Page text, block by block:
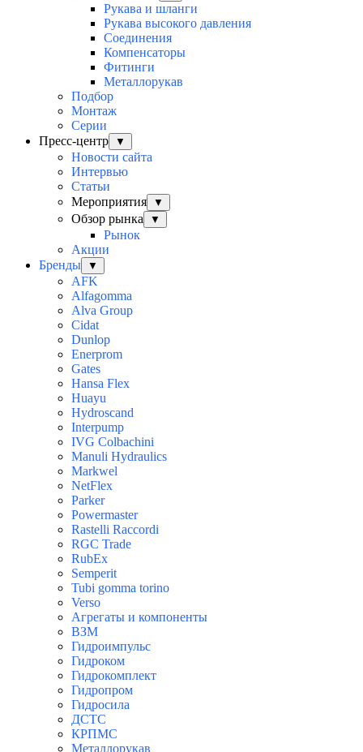
Рукава и шланги
Рукава высокого давления
Соединения
Компенсаторы
Фитинги
Металлорукав
Подбор
Монтаж
Серии
Пресс-центр
▼
Новости сайта
Интервью
Статьи
Мероприятия
▼
Обзор рынка ▼
Рынок
Акции
Бренды
▼
AFK
Alfagomma
Alva Group
Cidat
Dunlop
Enerprom
Gates
Hansa Flex
Huayu
Hydroscand
Interpump
IVG Colbachini
Manuli Hydraulics
Markwel
NetFlex
Parker
Powermaster
Rastelli Raccordi
RGC Trade
RubEx
Semperit
Tubi gomma torino
Verso
Агрегаты и компоненты
ВЗМ
Гидроимпульс
Гидроком
Гидрокомплект
Гидропром
Гидросила
ДСТС
КРПМС
Металлорукав